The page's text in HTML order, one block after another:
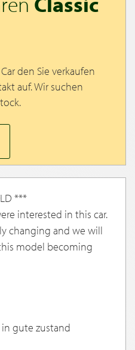
den Sie verkaufen
auf. Wir suchen
***
interested in this car.
changing and we will
model becoming
in gute zustand